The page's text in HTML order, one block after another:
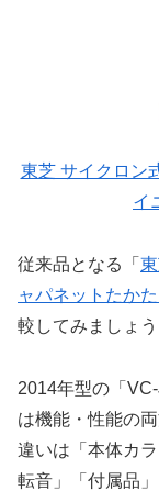
東芝 サイクロン
イ
従来品となる「
ャパネットたか
較してみましょ
2014年型の「
は機能・性能の
違いは「本体カ
転音」「付属品